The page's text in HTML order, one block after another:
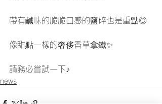
帶有鹹味的脆脆口感的鹽碎也是重點◎
像甜點一樣的奢侈香草拿鐵✨
請務必嘗試一下♪
news